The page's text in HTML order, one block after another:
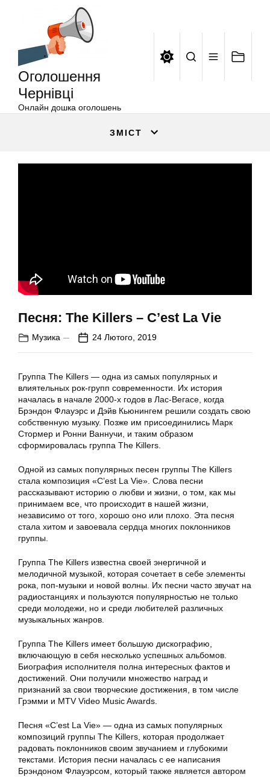
Оголошення
Чернівці
Онлайн дошка оголошень
ЗМІСТ
Песня: The Killers – C’est La Vie
Музика 24 Лютого, 2019
Группа The Killers — одна из самых популярных и
влиятельных рок-групп современности. Их история
началась в начале 2000-х годов в Лас-Вегасе, когда
Брэндон Флауэрс и Дэйв Кьюнингем решили создать свою
собственную музыку. Позже им присоединились Марк
Стормер и Ронни Ваннучи, и таким образом
сформировалась группа The Killers.
Одной из самых популярных песен группы The Killers
стала композиция «C’est La Vie». Слова песни
рассказывают историю о любви и жизни, о том, как мы
принимаем все, что происходит в нашей жизни,
независимо от того, хорошо оно или плохо. Эта песня
стала хитом и завоевала сердца многих поклонников
группы.
Группа The Killers известна своей энергичной и
мелодичной музыкой, которая сочетает в себе элементы
рока, поп-музыки и новой волны. Их песни часто звучат на
радиостанциях и пользуются популярностью не только
среди молодежи, но и среди любителей различных
музыкальных жанров.
Группа The Killers имеет большую дискографию,
включающую в себя несколько успешных альбомов.
Биография исполнителя полна интересных фактов и
достижений. Они получили множество наград и
признаний за свои творческие достижения, в том числе
Грэмми и MTV Video Music Awards.
Песня «C’est La Vie» — одна из самых популярных
композиций группы The Killers, которая продолжает
радовать поклонников своим звучанием и глубокими
текстами. История песни началась с ее написания
Брэндоном Флауэрсом, который также является автором